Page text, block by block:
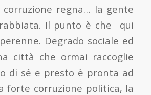
corruzione regna… la gente
Il punto è che qui
Degrado sociale ed
città che ormai raccoglie
di sé e presto è pronta ad
forte corruzione politica, la